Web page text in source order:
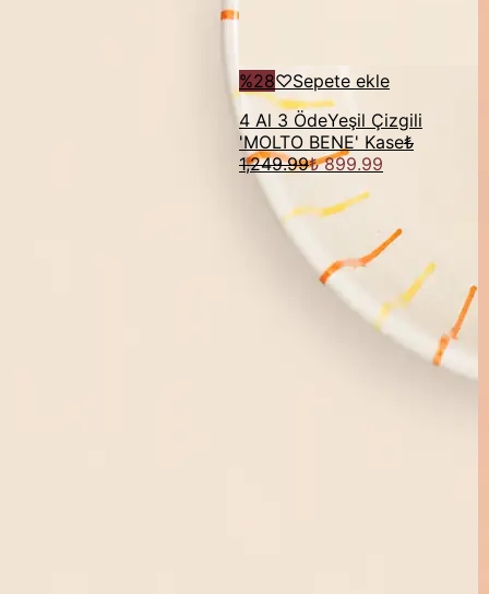
%28♡Sepete ekle
4 Al 3 ÖdeYeşil Çizgili
'MOLTO BENE' Kase₺
1,249.99₺ 899.99